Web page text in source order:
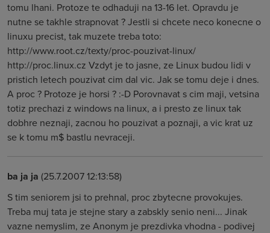
tomu lhani. Protoze te odhaduji na 13-16 let. Opravdu je
nutne se takhle strapnovat ? Jestli si chcete neco konecne o
linuxu precist, tak muzete treba toto:
http://www.root.cz/texty/proc-pouzivat-linux/
http://proc.linux.cz Vzdyt je to jasne, ze Linux budou lidi v
pristich letech pouzivat cim dal vic. Jak se tomu deje i dnes.
A proc ? Protoze je horsi ? :-D Porovnavat s cim maji, vetsina
totiz prechazi z windows na linux, a i presto ze linux tak
dobhre neznaji, zacnou ho pouzivat a poznaji, a vic krat uz
se k tomu m$ bastlu nevraceji.
ba ja ja (25.7.2007 12:13:58)
S tim seniorem jsi to prehnal, proc zbytecne provokujes.
Treba muj tata je stejne stary a zabskly senio neni... Jinak
vazne nemyslim, ze Anonym je prezdivka vhodna - podivej